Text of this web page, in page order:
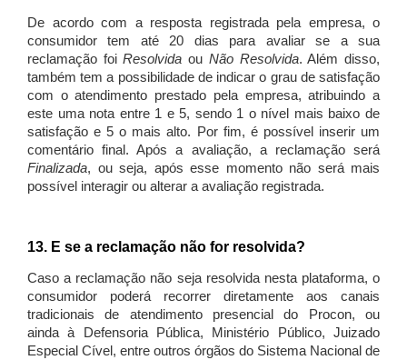
De acordo com a resposta registrada pela empresa, o
consumidor tem até 20 dias para avaliar se a sua
reclamação foiResolvida ou Não Resolvida. Além disso,
também tem a possibilidade de indicar o grau de satisfação
com o atendimento prestado pela empresa, atribuindo a
este uma nota entre 1 e 5, sendo 1 o nível mais baixo de
satisfação e 5 o mais alto. Por fim, é possível inserir um
comentário final. Após a avaliação, a reclamação será
Finalizada, ou seja, após esse momento não será mais
possível interagir ou alterar a avaliação registrada.
13. E se a reclamação não for resolvida?
Caso a reclamação não seja resolvida nesta plataforma, o
consumidor poderá recorrer diretamente aos canais
tradicionais de atendimento presencial do Procon, ou
ainda à Defensoria Pública, Ministério Público, Juizado
Especial Cível, entre outros órgãos do Sistema Nacional de